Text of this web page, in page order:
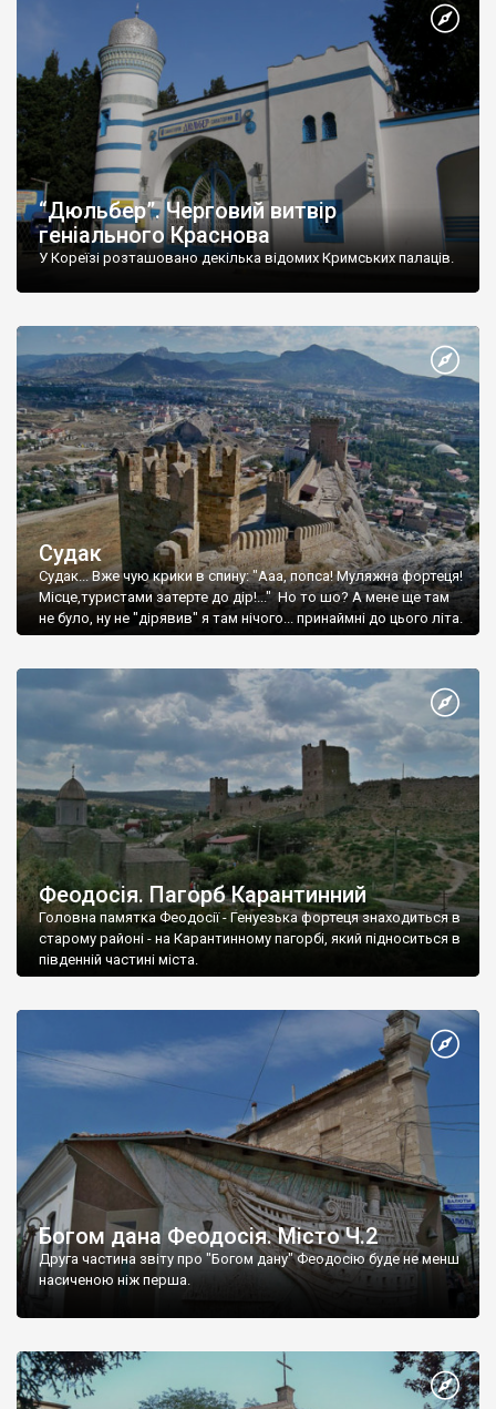
“Дюльбер”. Черговий витвір
геніального Краснова
У Кореїзі розташовано декілька відомих Кримських палаців.
Судак
Судак... Вже чую крики в спину: "Ааа, попса! Муляжна фортеця!
Місце,туристами затерте до дір!..." Но то шо? А мене ще там
не було, ну не "дірявив" я там нічого... принаймні до цього літа.
Феодосія. Пагорб Карантинний
Головна памятка Феодосії - Генуезька фортеця знаходиться в
старому районі - на Карантинному пагорбі, який підноситься в
південній частині міста.
Богом дана Феодосія. Місто Ч.2
Друга частина звіту про "Богом дану" Феодосію буде не менш
насиченою ніж перша.